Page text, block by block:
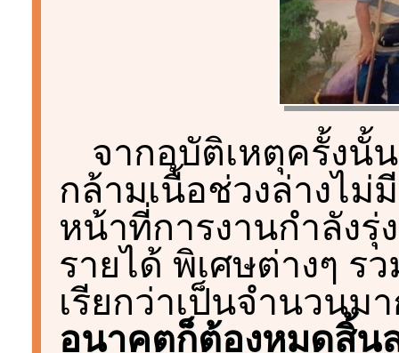
จากอุบัติเหตุครั้งนั้
กล้ามเนื้อช่วงล่างไ
หน้าที่การงานกำลังรุ่
รายได้ พิเศษต่างๆ ร
เรียกว่าเป็นจำนวน
อนาคตก็ต้องหมดสิ้น